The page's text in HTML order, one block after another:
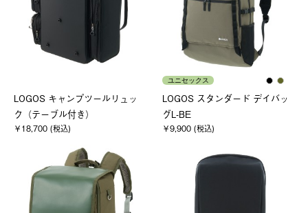
LOGOS キャンプツールリュッ
ク（テーブル付き）
￥18,700 (税込)
ユニセックス
LOGOS スタンダード デイバッ
グL-BE
￥9,900 (税込)